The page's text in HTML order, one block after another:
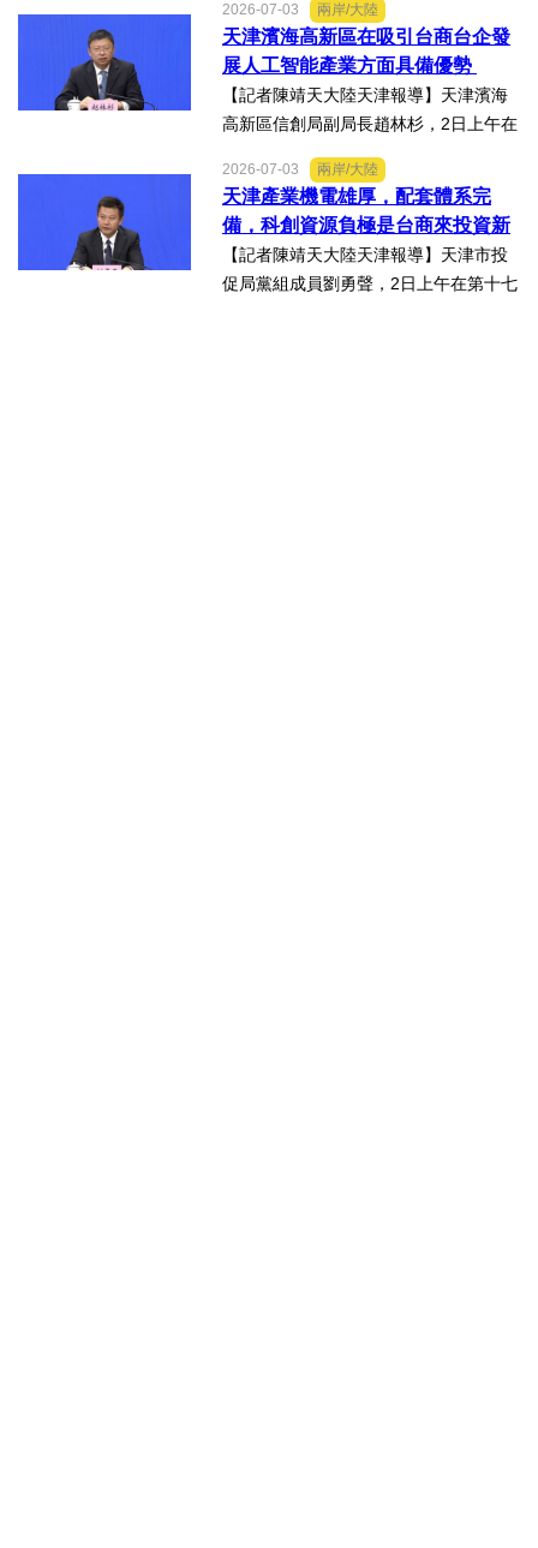
會上表示，津台投資合作洽談會，從200
8年至今已成功舉辦16屆，津台會已成為
兩岸重要的經貿交流合...
2026-07-03 兩岸/大陸
天津濱海高新區在吸引台商台企發
展人工智能產業方面具備優勢
【記者陳靖天大陸天津報導】天津濱海
高新區信創局副局長趙林杉，2日上午在
會上，針對吸引臺商臺企來津發展人工
智能產業方面具備優勢表示，高新區作
為國家自主創新示範區，也...
2026-07-03 兩岸/大陸
天津產業機電雄厚，配套體系完
備，科創資源負極是台商來投資新
業的理想沃土
【記者陳靖天大陸天津報導】天津市投
促局黨組成員劉勇聲，2日上午在第十七